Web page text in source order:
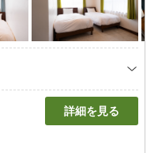
詳細を見る